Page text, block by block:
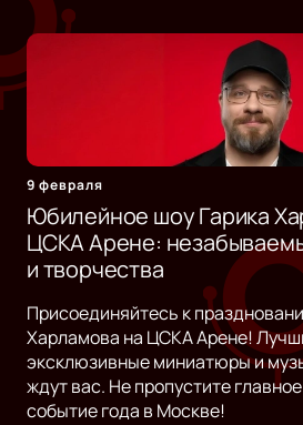
9 февраля
Юбилейное шоу Гарика
ЦСКА Арене:
и творчества
Присоединяйтесь к
Харламова на ЦСКА Арене!
эксклюзивные миниатюры и
ждут вас. Не пропустите
событие года в Москве!